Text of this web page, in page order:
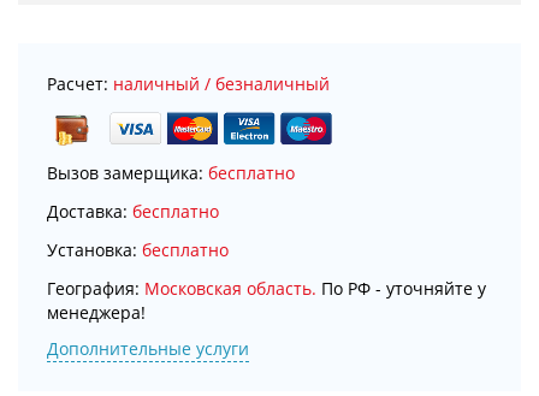
Расчет: наличный / безналичный
Вызов замерщика: бесплатно
Доставка: бесплатно
Установка: бесплатно
География: Московская область. По РФ - уточняйте у
менеджера!
Дополнительные услуги